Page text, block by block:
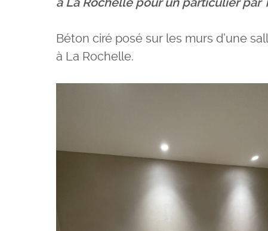
Béton ciré posé sur les murs d’une
à La Rochelle.